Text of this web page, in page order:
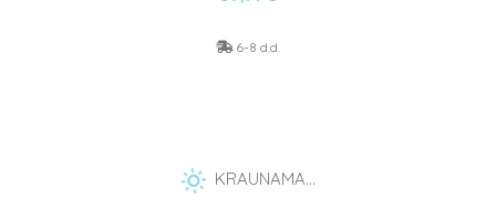
6-8 d.d.
KRAUNAMA...